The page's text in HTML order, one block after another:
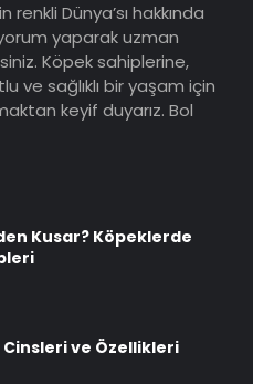
Dünya’sı hakkında
yaparak uzman
Köpek sahiplerine,
ve sağlıklı bir yaşam için
keyif duyarız. Bol
Kusar? Köpeklerde
Cinsleri ve Özellikleri